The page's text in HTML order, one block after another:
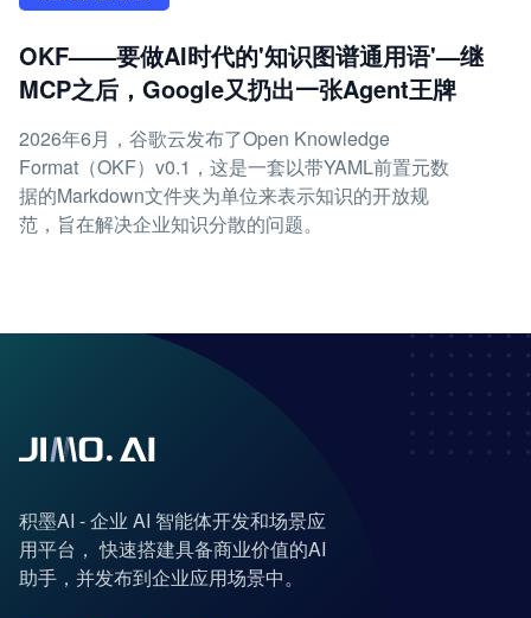
OKF——要做AI时代的'知识图谱通用语'—继
MCP之后，Google又扔出一张Agent王牌
2026年6月，谷歌云发布了Open Knowledge
Format（OKF）v0.1，这是一套以带YAML前置元数
据的Markdown文件夹为单位来表示知识的开放规
范，旨在解决企业知识分散的问题。
积墨AI - 企业 AI 智能体开发和场景应
用平台， 快速搭建具备商业价值的AI
助手，并发布到企业应用场景中。